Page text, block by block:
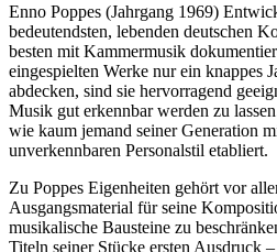
Enno Poppes (Jahrgang 1969)
bedeutendsten, lebenden deutschen
besten mit Kammermusik
eingespielten Werke nur ein knappes
abdecken, sind sie hervorragend
Musik gut erkennbar werden zu
wie kaum jemand seiner Generation
unverkennbaren Personalstil etabliert.
Zu Poppes Eigenheiten gehört vor
Ausgangsmaterial für seine
musikalische Bausteine zu
Titeln seiner Stücke ersten Ausdruck